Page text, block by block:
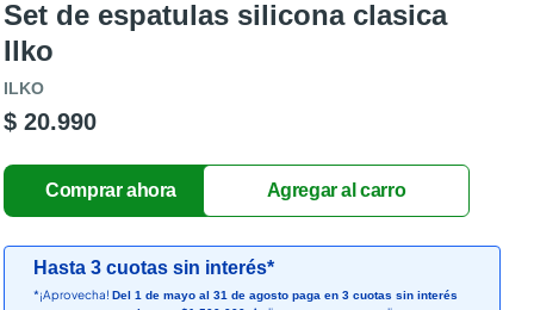
Set de espatulas silicona clasica
Ilko
ILKO
$ 20.990
Hasta 3 cuotas sin interés*
*¡Aprovecha!Del 1 de mayo al 31 de agosto paga en 3 cuotas sin interés